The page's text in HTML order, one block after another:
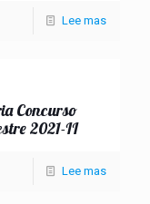
Lee mas
Concurso
2021-II
Lee mas